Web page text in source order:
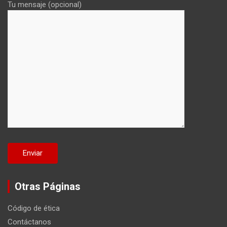
Tu mensaje (opcional)
Otras Páginas
Código de ética
Contáctanos